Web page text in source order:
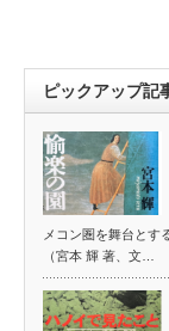
ピックアップ記
メコン圏を舞台とす
（宮本 輝 著、文…